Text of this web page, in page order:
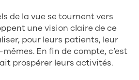
de la vue se tournent vers
une vision claire de ce
pour leurs patients, leur
En fin de compte, c’est
prospérer leurs activités.